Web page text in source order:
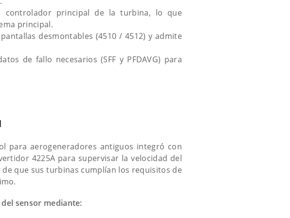
controlador principal de la turbina, lo que
principal.
desmontables (4510 / 4512) y admite
de fallo necesarios (SFF y PFDAVG) para
para aerogeneradores antiguos integró con
4225A para supervisar la velocidad del
que sus turbinas cumplían los requisitos de
sensor mediante: